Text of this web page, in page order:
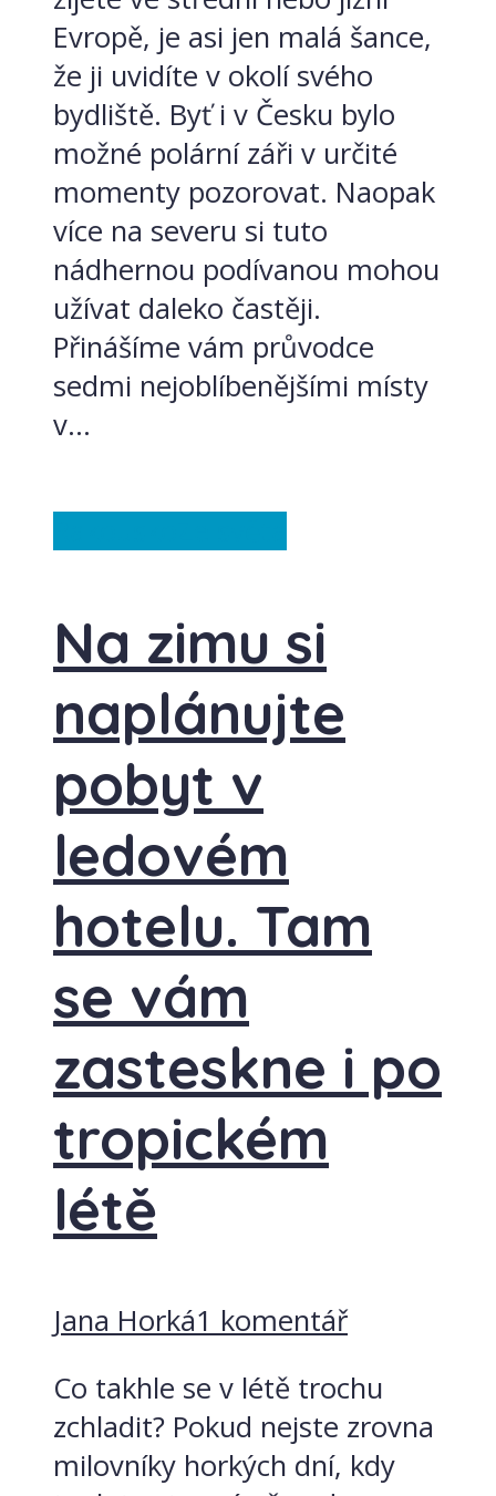
Evropě, je asi jen malá šance,
že ji uvidíte v okolí svého
bydliště. Byť i v Česku bylo
možné polární záři v určité
momenty pozorovat. Naopak
více na severu si tuto
nádhernou podívanou mohou
užívat daleko častěji.
Přinášíme vám průvodce
sedmi nejoblíbenějšími místy
v...
Na zimu si
naplánujte
pobyt v
ledovém
hotelu. Tam
se vám
zasteskne i po
tropickém
létě
Jana Horká1 komentář
Co takhle se v létě trochu
zchladit? Pokud nejste zrovna
milovníky horkých dní, kdy